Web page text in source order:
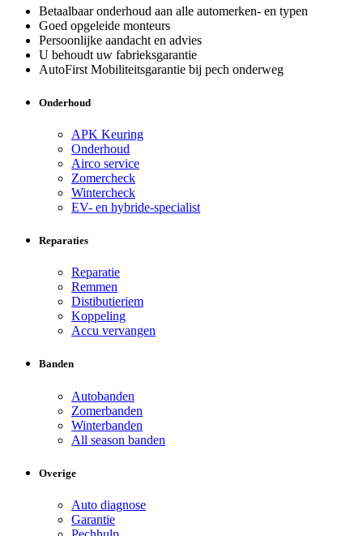
Betaalbaar onderhoud aan alle automerken- en typen
Goed opgeleide monteurs
Persoonlijke aandacht en advies
U behoudt uw fabrieksgarantie
AutoFirst Mobiliteitsgarantie bij pech onderweg
Onderhoud
APK Keuring
Onderhoud
Airco service
Zomercheck
Wintercheck
EV- en hybride-specialist
Reparaties
Reparatie
Remmen
Distibutieriem
Koppeling
Accu vervangen
Banden
Autobanden
Zomerbanden
Winterbanden
All season banden
Overige
Auto diagnose
Garantie